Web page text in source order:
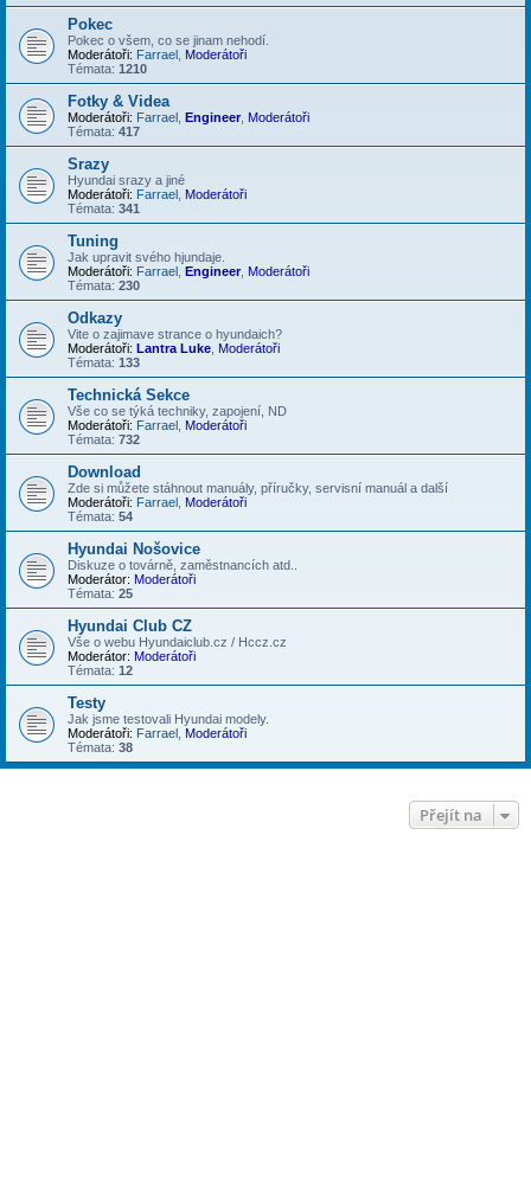
Pokec
Pokec o všem, co se jinam nehodí.
Moderátoři: Farrael Moderátoři
Témata: 1210
Fotky & Videa
Moderátoři: Farrael Engineer, Moderátoři
Témata: 417
Srazy
Hyundai srazy a jiné
Moderátoři: Farrael Moderátoři
Témata: 341
Tuning
Jak upravit svého hjundaje.
Moderátoři: Farrael Engineer, Moderátoři
Témata: 230
Odkazy
Vite o zajimave strance o hyundaich?
Moderátoři: Lantra Luke Moderátoři
Témata: 133
Technická Sekce
Vše co se týká techniky, zapojení, ND
Moderátoři: Farrael Moderátoři
Témata: 732
Download
Zde si můžete stáhnout manuály, příručky, servisní manuál a další
Moderátoři: Farrael Moderátoři
Témata: 54
Hyundai Nošovice
Diskuze o továrně, zaměstnancích atd..
Moderátor: Moderátoři
Témata: 25
Hyundai Club CZ
Vše o webu Hyundaiclub.cz / Hccz.cz
Moderátor: Moderátoři
Témata: 12
Testy
Jak jsme testovali Hyundai modely.
Moderátoři: Farrael Moderátoři
Témata: 38
Přejít na